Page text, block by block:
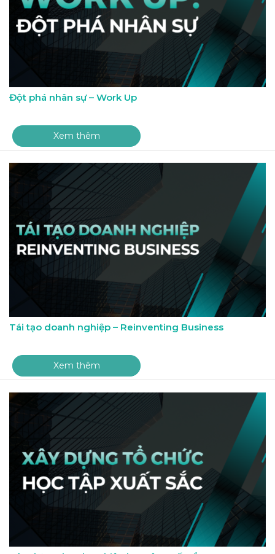
Đột phá nhân sự – Work Up
Xem thêm
Tái tạo doanh nghiệp – Reinventing Business
Xem thêm